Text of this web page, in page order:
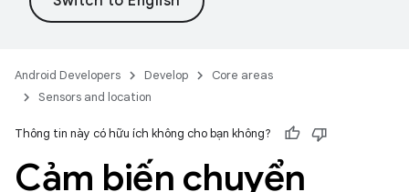
Android Developers Develop
Core areas
Sensors and location
Thông tin này có hữu ích không cho bạn không?
Cảm biến chuyển